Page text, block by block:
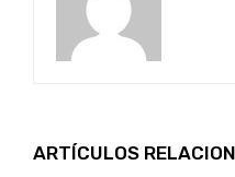
ARTÍCULOS